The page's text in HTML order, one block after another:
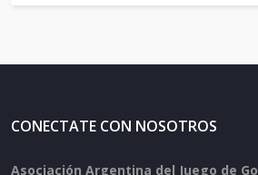
CONECTATE CON NOSOTROS
Asociación Argentina del Juego de Go